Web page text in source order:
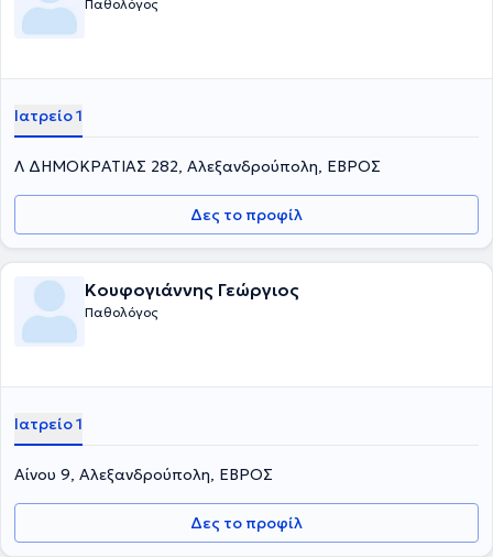
Παθολόγος
Ιατρείο 1
Λ ΔΗΜΟΚΡΑΤΙΑΣ 282, Αλεξανδρούπολη, ΕΒΡΟΣ
Δες το προφίλ
Κουφογιάννης Γεώργιος
Παθολόγος
Ιατρείο 1
Αίνου 9, Αλεξανδρούπολη, ΕΒΡΟΣ
Δες το προφίλ